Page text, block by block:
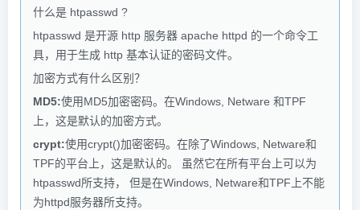
什么是 htpasswd ?
htpasswd 是开源 http 服务器 apache httpd 的一个命令工
具，用于生成 http 基本认证的密码文件。
加密方式有什么区别？
MD5:使用MD5加密密码。在Windows, Netware 和TPF
上，这是默认的加密方式。
crypt:使用crypt()加密密码。在除了Windows, Netware和
TPF的平台上，这是默认的。 虽然它在所有平台上可以为
htpasswd所支持， 但是在Windows, Netware和TPF上不能
为httpd服务器所支持。